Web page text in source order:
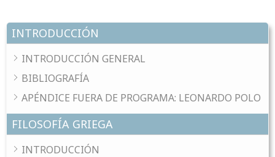
INTRODUCCIÓN
INTRODUCCIÓN GENERAL
BIBLIOGRAFÍA
APÉNDICE FUERA DE PROGRAMA: LEONARDO POLO
FILOSOFÍA GRIEGA
INTRODUCCIÓN